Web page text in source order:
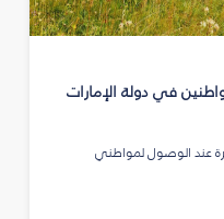
في دولة الإمارات
عند الوصول لمواطني